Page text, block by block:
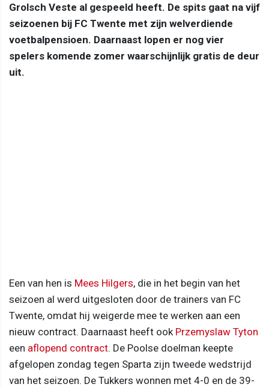
Grolsch Veste al gespeeld heeft. De spits gaat na vijf
seizoenen bij FC Twente met zijn welverdiende
voetbalpensioen. Daarnaast lopen er nog vier
spelers komende zomer waarschijnlijk gratis de deur
uit.
Een van hen is Mees Hilgers, die in het begin van het
seizoen al werd uitgesloten door de trainers van FC
Twente, omdat hij weigerde mee te werken aan een
nieuw contract. Daarnaast heeft ook Przemyslaw Tyton
een aflopend contract. De Poolse doelman keepte
afgelopen zondag tegen Sparta zijn tweede wedstrijd
van het seizoen. De Tukkers wonnen met 4-0 en de 39-